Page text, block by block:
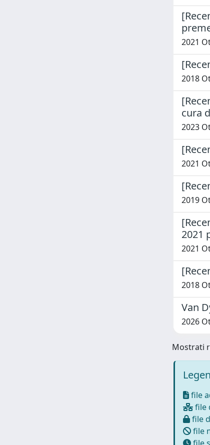
2021
2018
cura
2023
2021
2019
2021
2021
2018
Van
2026
Mostrati
file
file
file
file